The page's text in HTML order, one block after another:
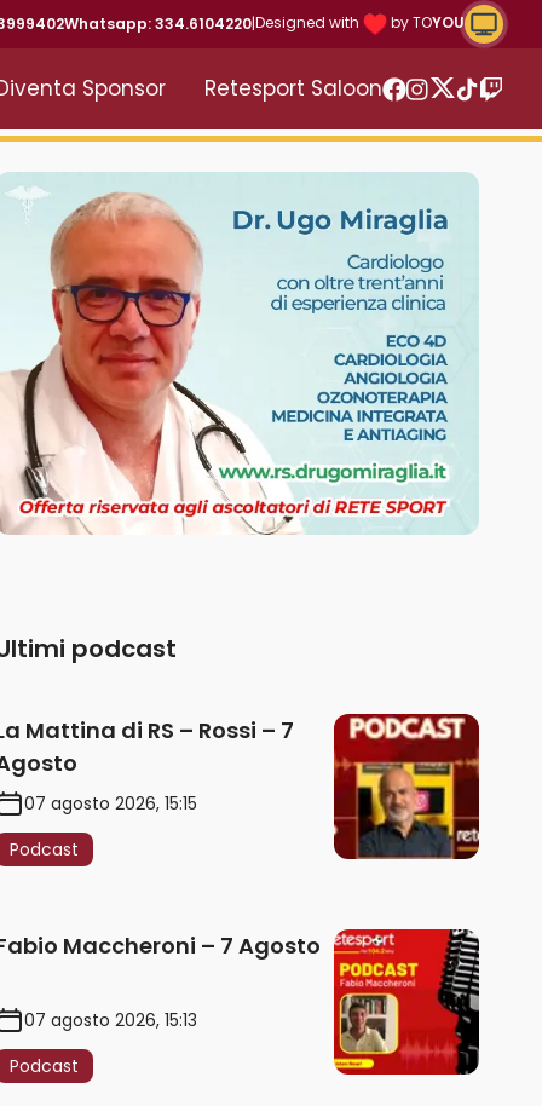
Whatsapp: 334.6104220|Designed with by TOYOU
Sponsor
Retesport Saloon
Twitter
podcast
Mattina di RS – Rossi – 7
07 agosto 2026, 15:15
Podcast
Maccheroni – 7 Agosto
07 agosto 2026, 15:13
Podcast